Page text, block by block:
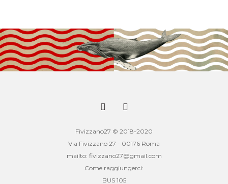
Fivizzano27 © 2018-2020
Via Fivizzano 27 - 00176 Roma
mailto: fivizzano27@gmail.com
Come raggiungerci:
BUS 105